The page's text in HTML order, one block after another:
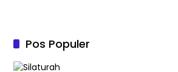
Pos Populer